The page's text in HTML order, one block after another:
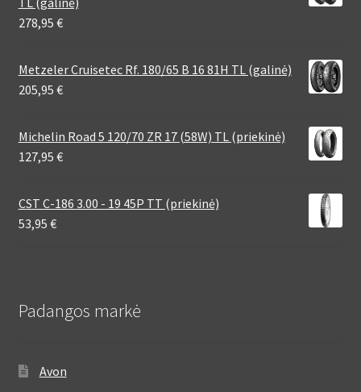
278,95 €
Metzeler Cruisetec Rf. 180/65 B 16 81H TL (galinė)
205,95 €
Michelin Road 5 120/70 ZR 17 (58W) TL (priekinė)
127,95 €
CST C-186 3.00 - 19 45P TT (priekinė)
53,95 €
Padangos markė
Avon